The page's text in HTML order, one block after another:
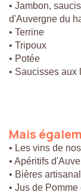
• Jambon,
d'Auvergne du
• Terrine
• Tripoux
• Potée
• Saucisses
Mais
• Les vins de
• Apéritifs
• Bières
• Jus de